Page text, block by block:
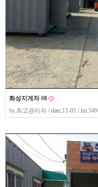
화성지게차 #8
by.최고관리자 / date.11-01 / hit.549